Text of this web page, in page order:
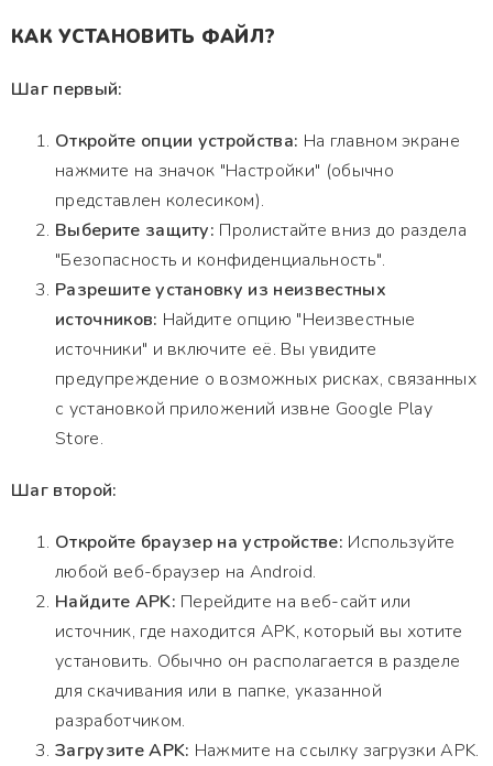
КАК УСТАНОВИТЬ ФАЙЛ?
Шаг первый:
Откройте опции устройства: На главном экране
нажмите на значок "Настройки" (обычно
представлен колесиком).
Выберите защиту: Пролистайте вниз до раздела
"Безопасность и конфиденциальность".
Разрешите установку из неизвестных
источников: Найдите опцию "Неизвестные
источники" и включите её. Вы увидите
предупреждение о возможных рисках, связанных
с установкой приложений извне Google Play
Store.
Шаг второй:
Откройте браузер на устройстве: Используйте
любой веб-браузер на Android.
Найдите APK: Перейдите на веб-сайт или
источник, где находится APK, который вы хотите
установить. Обычно он располагается в разделе
для скачивания или в папке, указанной
разработчиком.
Загрузите APK: Нажмите на ссылку загрузки APK.